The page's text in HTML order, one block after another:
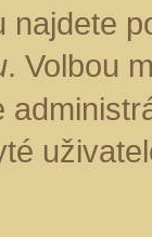
. Volbou